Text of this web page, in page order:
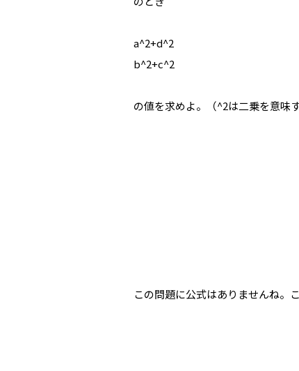
a^2+d^2
b^2+c^2
の値を求めよ。（^2は二乗を意味
この問題に公式はありませんね。